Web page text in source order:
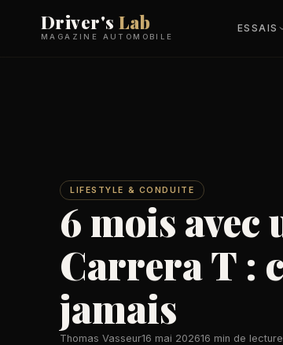
Driver'sLab
MAGAZINE AUTOMOBILE
ESSAIS
LIFESTYLE & CONDUITE
6 mois avec
Carrera T :
jamais
Thomas Vasseur16 mai 202616 min de lecture